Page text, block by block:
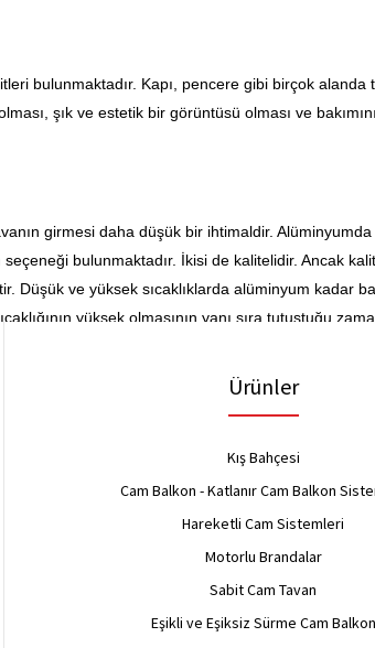
bulunmaktadır. Kapı, pencere gibi birçok
şık ve estetik bir görüntüsü olması ve
girmesi daha düşük bir ihtimaldir. Alüminyumda
bulunmaktadır. İkisi de kalitelidir. Ancak
ve yüksek sıcaklıklarda alüminyum kadar
yüksek olmasının yanı sıra tutuştuğu
Ürünler
Kış Bahçesi
Cam Balkon - Katlanır Cam Balkon
Hareketli Cam Sistemleri
Motorlu Brandalar
Sabit Cam Tavan
Eşikli ve Eşiksiz Sürme Cam Balkon